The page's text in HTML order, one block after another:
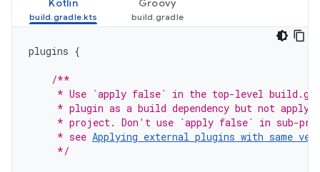
Kotlin Groovy
plugins {
/**
* Use `apply false` in the top-level
* plugin as a build dependency but not apply
* project. Don't use `apply false` in sub-
     * see
Applying external plugins with same
     */